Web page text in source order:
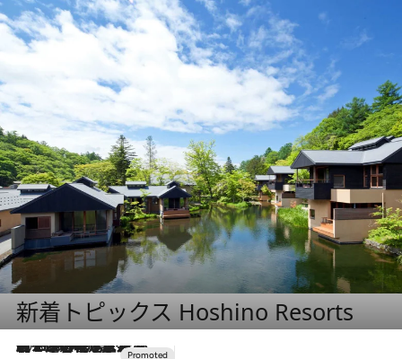
新着トピックス Hoshino Resorts
2026.8.7
【トンボの足水浴】ヒノキの香りに包まれて涼感マックス！約13℃の湧水かけ流しを避暑地「星野温泉 トンボの湯」で体験